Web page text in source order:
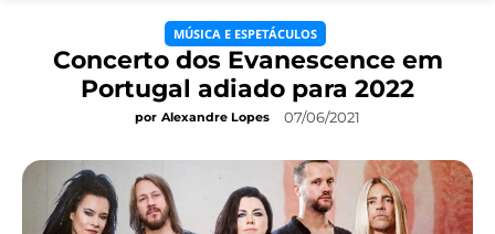
MÚSICA E ESPETÁCULOS
Concerto dos Evanescence em
Portugal adiado para 2022
por Alexandre Lopes 07/06/2021